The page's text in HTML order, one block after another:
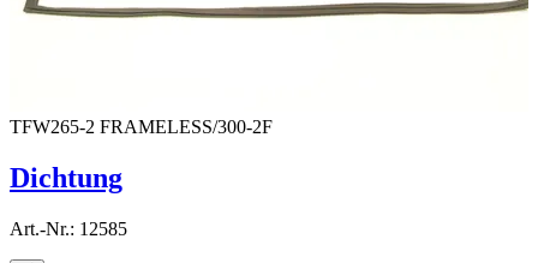
TFW265-2 FRAMELESS/300-2F
Dichtung
Art.-Nr.: 12585